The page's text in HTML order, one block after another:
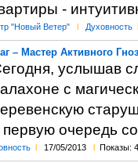
-
"Новый Ветер" l Духовность l
– Мастер Активного
услышав
с
первую очередь
l 17/05/2013 l Показы: